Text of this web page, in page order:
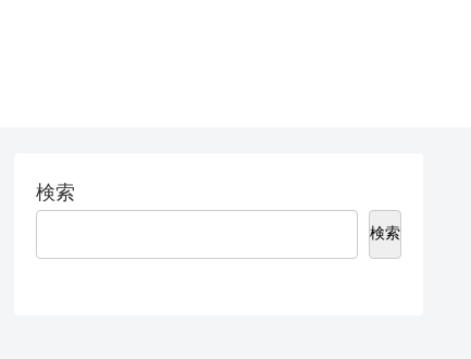
検索
検索